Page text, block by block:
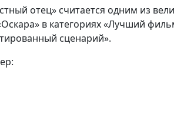
отец» считается одним из
в категориях «Лучший
сценарий».